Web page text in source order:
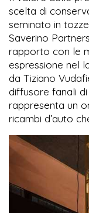
scelta di
seminato in
Saverino
rapporto con le
espressione nel
da Tiziano
diffusore fanali
rappresenta un
ricambi d’auto